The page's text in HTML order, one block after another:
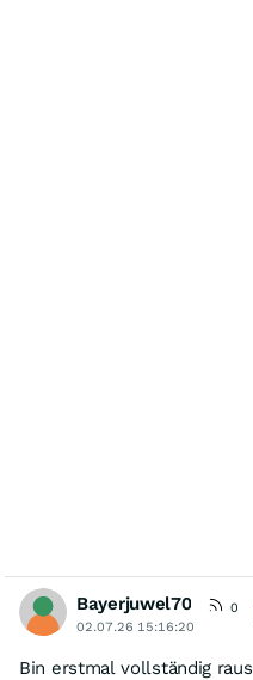
Bayerjuwel70
0
02.07.26 15:16:20
Bin erstmal vollständig